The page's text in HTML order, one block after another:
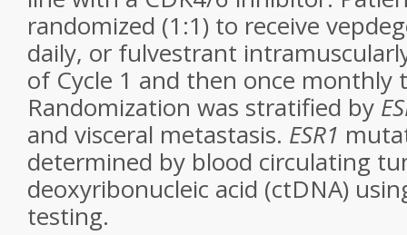
randomized (1:1) to receive
daily, or fulvestrant
of Cycle 1 and then once monthly
Randomization was stratified by
and visceral metastasis. ESR1
determined by blood circulating
deoxyribonucleic acid (ctDNA)
testing.